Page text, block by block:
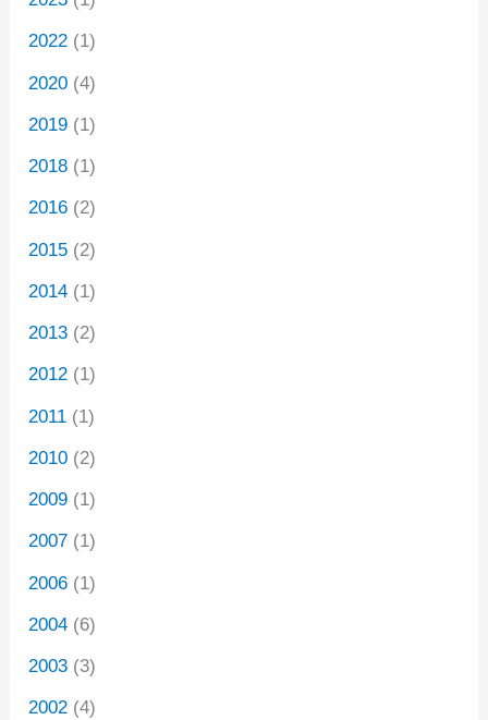
2022 (1)
2020 (4)
2019 (1)
2018 (1)
2016 (2)
2015 (2)
2014 (1)
2013 (2)
2012 (1)
2011 (1)
2010 (2)
2009 (1)
2007 (1)
2006 (1)
2004 (6)
2003 (3)
2002 (4)